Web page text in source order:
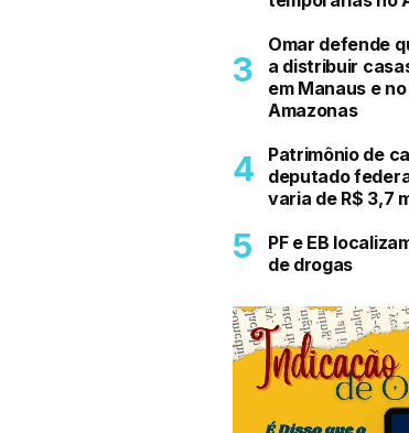
Omar defende
a distribuir
em Manaus e
Amazonas
Patrimônio de
deputado
varia de R$ 3,7
PF e EB
de drogas